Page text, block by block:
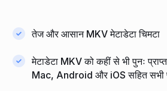
तेज और आसान MKV मेटाडेटा चिमटा
मेटाडेटा MKV को कहीं से भी पुनः
Mac, Android और iOS सहित सभी